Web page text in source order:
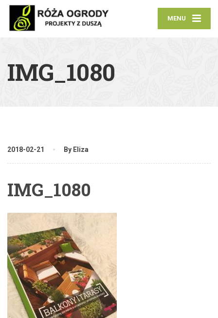
MENU
IMG_1080
2018-02-21 By Eliza
IMG_1080